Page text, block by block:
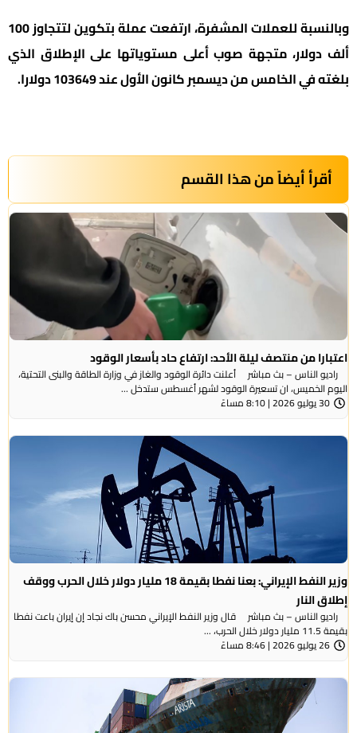
وبالنسبة للعملات المشفرة، ارتفعت عملة بتكوين لتتجاوز 100
ألف دولار، متجهة صوب أعلى مستوياتها على الإطلاق الذي
بلغته في الخامس من ديسمبر كانون الأول عند 103649 دولارا.
أقرأ أيضاً من هذا القسم
اعتبارا من منتصف ليلة الأحد: ارتفاع حاد بأسعار الوقود
راديو الناس – بث مباشر أعلنت دائرة الوقود والغاز في وزارة الطاقة والبنى التحتية،
اليوم الخميس، ان تسعيرة الوقود لشهر أغسطس ستدخل ...
30 يوليو 2026 | 8:10 مساءً
وزير النفط الإيراني: بعنا نفطا بقيمة 18 مليار دولار خلال الحرب ووقف
إطلاق النار
راديو الناس – بث مباشر قال وزير النفط الإيراني محسن باك نجاد إن إيران باعت نفطا
بقيمة 11.5 مليار دولار خلال الحرب، ...
26 يوليو 2026 | 8:46 مساءً